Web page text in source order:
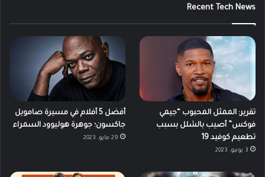
Recent Tech News
تقرير: الممثل المحبوب “جيمي
فوكس” أصيب بالشلل بسبب
تطعيم كوفيد 19
3 يونيو، 2023
أفضل 5 أفلام في مسيرة صامويل
جاكسون؛ جوهرة هوليوود السمراء
29 مايو، 2023